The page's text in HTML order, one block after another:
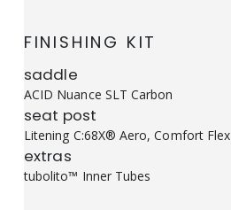
FINISHING KIT
saddle
ACID Nuance SLT Carbon
seat post
Litening C:68X® Aero, Comfort Flex
extras
tubolito™ Inner Tubes